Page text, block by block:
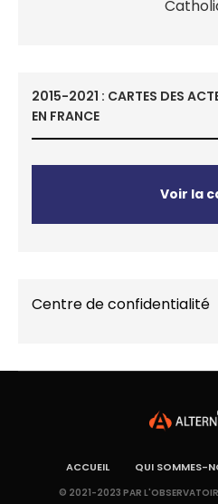
2015-2021 : CARTES DES
EN FRANCE
Voir la
Centre de confidentialité
ACCUEIL QUI SOMMES-
© 2021-2023 PAR